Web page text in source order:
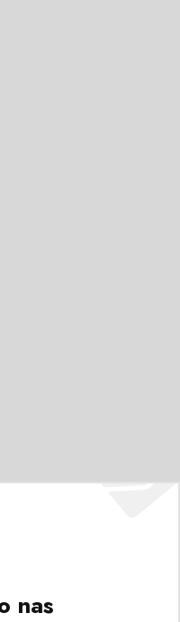
nas